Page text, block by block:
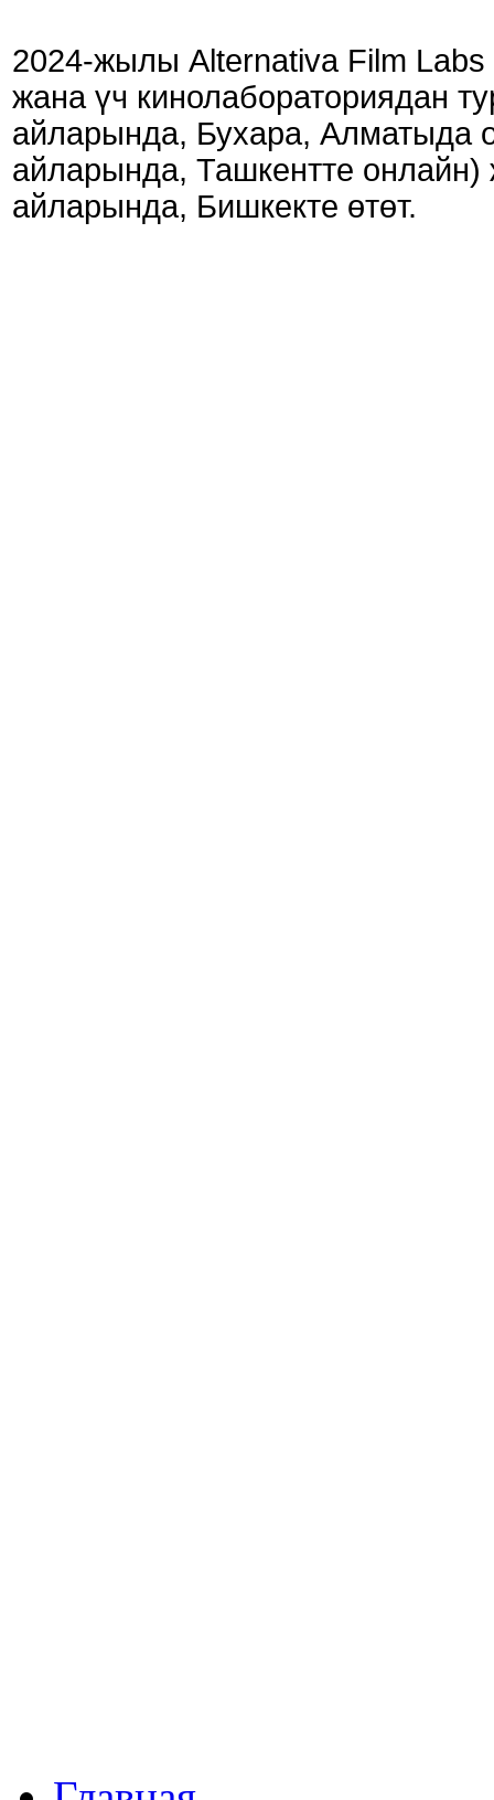
2024-жылы Alternativa Film Labs
жана үч кинолабораториядан
айларында, Бухара, Алматыда
айларында, Ташкентте онлайн)
айларында, Бишкекте өтөт.